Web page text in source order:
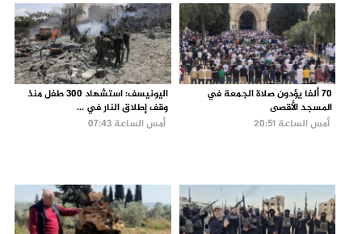
70 ألفا يؤدون صلاة الجمعة في
المسجد الأقصى
أمس الساعة 20:51
اليونيسف: استشهاد 300 طفل منذ
وقف إطلاق النار في ...
أمس الساعة 07:43